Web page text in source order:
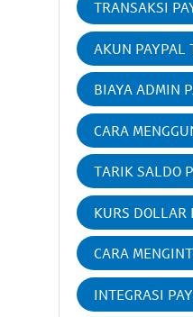
TRANSAKSI
AKUN PAYPAL
BIAYA ADMIN
CARA
TARIK SALDO
KURS DOLLAR
CARA
INTEGRASI